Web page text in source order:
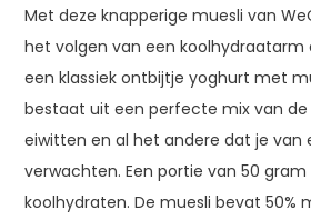
Met deze knapperige muesli van
het volgen van een
een klassiek ontbijtje yoghurt met
bestaat uit een perfecte mix van de
eiwitten en al het andere dat je van
verwachten. Een portie van 50 gram
koolhydraten. De muesli bevat 50%